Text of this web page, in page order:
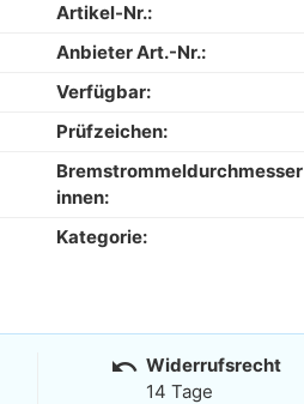
Artikel-Nr.:
Anbieter Art.-Nr.:
Verfügbar:
Prüfzeichen:
Bremstrommeldurchmesser
innen:
Kategorie:
undo Widerrufsrecht
14 Tage